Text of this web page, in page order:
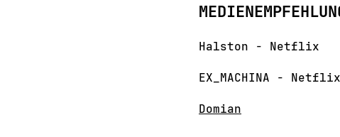
Halston - Netflix
EX_MACHINA - Netflix
Domian